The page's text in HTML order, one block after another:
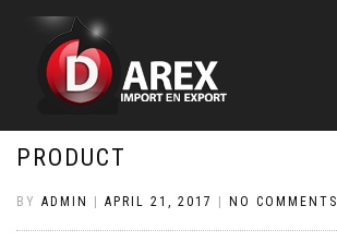
PRODUCT
BY ADMIN APRIL 21, 2017 NO COMMENTS